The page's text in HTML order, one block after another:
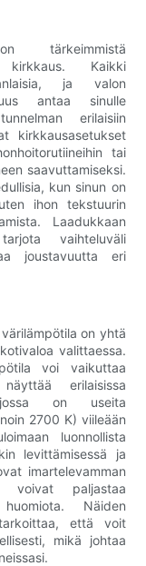
tärkeimmistä
Kaikki
ja valon
antaa sinulle
erilaisiin
kirkkausasetukset
tai
saavuttamiseksi.
kun sinun on
ihon tekstuurin
Laadukkaan
vaihteluväli
joustavuutta eri
on yhtä
valittaessa.
voi vaikuttaa
erilaisissa
jossa on useita
2700 K) viileään
luonnollista
levittämisessä ja
imartelevamman
paljastaa
Näiden
että voit
mikä johtaa